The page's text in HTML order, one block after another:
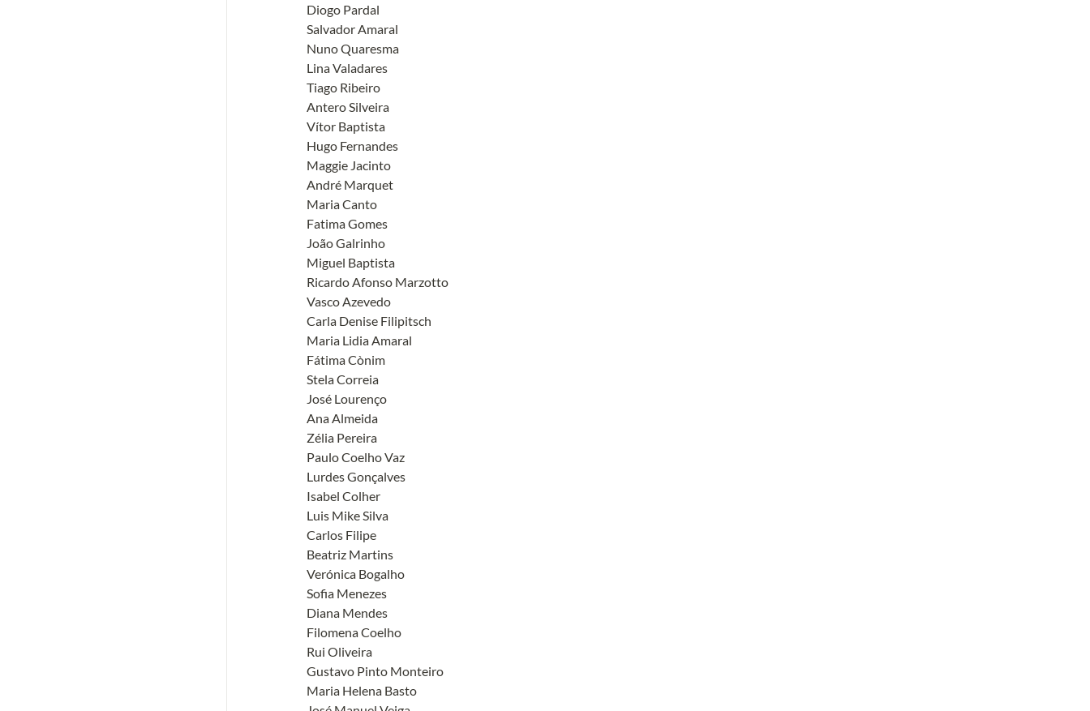
Diogo Pardal
Salvador Amaral
Nuno Quaresma
Lina Valadares
Tiago Ribeiro
Antero Silveira
Vítor Baptista
Hugo Fernandes
Maggie Jacinto
André Marquet
Maria Canto
Fatima Gomes
João Galrinho
Miguel Baptista
Ricardo Afonso Marzotto
Vasco Azevedo
Carla Denise Filipitsch
Maria Lidia Amaral
Fátima Cònim
Stela Correia
José Lourenço
Ana Almeida
Zélia Pereira
Paulo Coelho Vaz
Lurdes Gonçalves
Isabel Colher
Luis Mike Silva
Carlos Filipe
Beatriz Martins
Verónica Bogalho
Sofia Menezes
Diana Mendes
Filomena Coelho
Rui Oliveira
Gustavo Pinto Monteiro
Maria Helena Basto